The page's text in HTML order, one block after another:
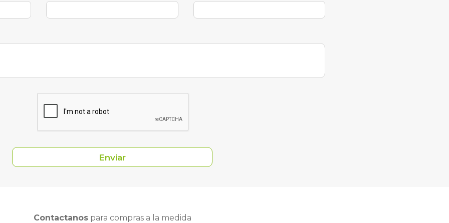
Contactanospara compras a la medida